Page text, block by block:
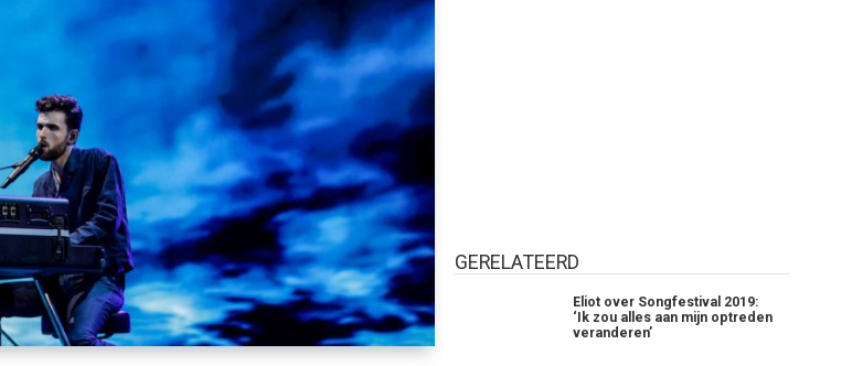
GERELATEERD
Eliot over Songfestival 2019:
‘Ik zou alles aan mijn optreden
veranderen’